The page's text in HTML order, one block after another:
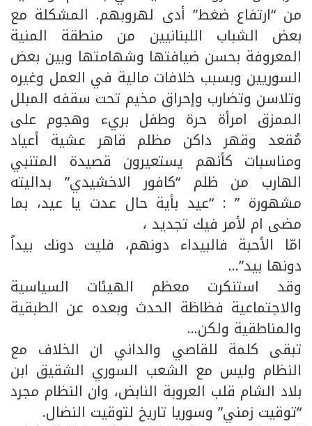
من “ارتفاع ضغط” أدى لهروبهم. المشكلة مع
بعض الشباب اللبنانيين من منطقة المنية
المعروفة بحسن ضيافتها وشهامتها وبين بعض
السوريين وبسبب خلافات مالية في العمل وغيره
وتلاسن وتضارب وإحراق مخيم تحت سقفه المبلل
الممزق امرأة حرة وطفل بريء وهجوم على
مُقعد وقهر داكن مظلم قاهر عشية أعياد
ومناسبات كأنهم يستعيرون قصيدة المتنبي
الهارب من ظلم “كافور الاخشيدي” بداليته
مشهورة ” : “عيد بأية حال عدت يا عيد، بما
مضى ام لأمر فيك تجديد ،
امّا الأحبة فالبيداء دونهم، فليت دونك بيداً
دونها بيد”…
وقد استنكرت معظم الهيئات السياسية
والاجتماعية فظاظة الحدث وبعده عن الطبقية
والمناطقية ولكن…
تبقى كلمة للقاصي والداني ان الخلاف مع
النظام وليس مع الشعب السوري الشقيق ابن
بلاد الشام قلب العروبة النابض، وان النظام مجرد
“توقيت زمني” وسوريا تاريخ لتوقيت النضال.